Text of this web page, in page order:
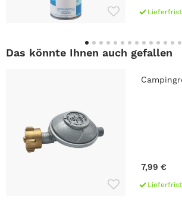
Das könnte Ihnen auch gefallen
7,99 €